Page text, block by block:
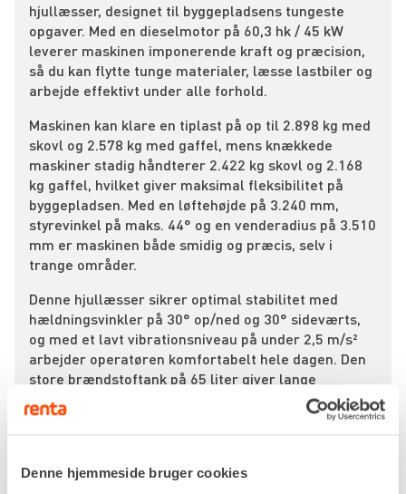
Denne hjemmeside bruger cookies
hjullæsser, designet til byggepladsens tungeste
opgaver. Med en dieselmotor på 60,3 hk / 45 kW
leverer maskinen imponerende kraft og præcision,
så du kan flytte tunge materialer, læsse lastbiler og
arbejde effektivt under alle forhold.
Maskinen kan klare en tiplast på op til 2.898 kg med
skovl og 2.578 kg med gaffel, mens knækkede
maskiner stadig håndterer 2.422 kg skovl og 2.168
kg gaffel, hvilket giver maksimal fleksibilitet på
byggepladsen. Med en løftehøjde på 3.240 mm,
styrevinkel på maks. 44° og en venderadius på 3.510
mm er maskinen både smidig og præcis, selv i
trange områder.
Denne hjullæsser sikrer optimal stabilitet med
hældningsvinkler på 30° op/ned og 30° sideværts,
og med et lavt vibrationsniveau på under 2,5 m/s²
arbejder operatøren komfortabelt hele dagen. Den
store brændstoftank på 65 liter giver lange
driftstider uden afbrydelser, og maskinens
egenvægt på 4.300 kg sikrer robusthed og
holdbarhed til intensiv brug.
Hos Renta kan du leje Weidemann 2080 LP RL40 til